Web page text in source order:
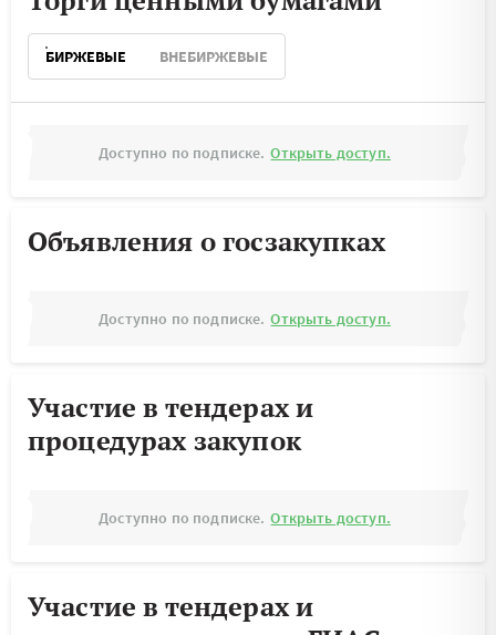
БИРЖЕВЫЕ ВНЕБИРЖЕВЫЕ
Доступно по подписке. Открыть доступ.
Объявления о госзакупках
Доступно по подписке. Открыть доступ.
Участие в тендерах и
процедурах закупок
Доступно по подписке. Открыть доступ.
Участие в тендерах и